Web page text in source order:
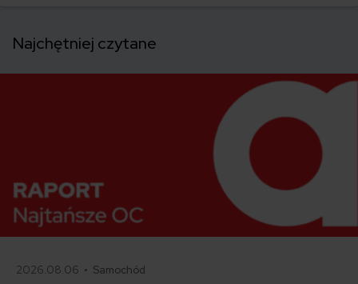
Najchętniej czytane
2026.08.06 • Samochód